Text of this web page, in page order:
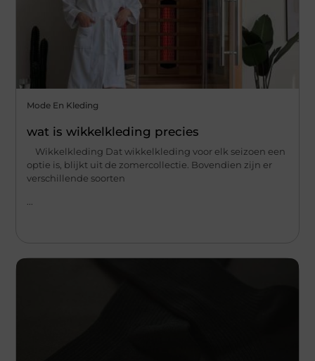
Mode En Kleding
wat is wikkelkleding precies
Wikkelkleding Dat wikkelkleding voor elk seizoen een
optie is, blijkt uit de zomercollectie. Bovendien zijn er
verschillende soorten
...